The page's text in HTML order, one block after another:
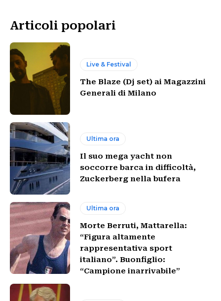
Articoli popolari
Live & Festival
The Blaze (Dj set) ai Magazzini
Generali di Milano
Ultima ora
Il suo mega yacht non
soccorre barca in difficoltà,
Zuckerberg nella bufera
Ultima ora
Morte Berruti, Mattarella:
“Figura altamente
rappresentativa sport
italiano”. Buonfiglio:
“Campione inarrivabile”